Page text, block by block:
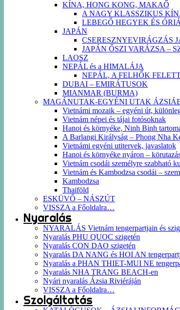
KÍNA, HONG KONG, MAKAŐ
A NAGY KLASSZIKUS
LEBEGŐ HEGYEK ÉS
JAPÁN
CSERESZNYEVIRÁGZÁS
JAPÁN ŐSZI VARÁZSA –
LAOSZ
NEPÁL és a HIMALÁJA
NEPÁL, A FELHŐK
DUBAI – EMIRÁTUSOK
MIANMAR (BURMA)
MAGÁNUTAK-EGYÉNI UTAK
Vietnámi mozaik – egyéni út,
Vietnám népei és tájai fotósoknak
Hanoi és környéke, Ninh Binh
A Barlangi Királyság – Phong Nha
Vietnámi egyéni utitervek, javaslatok
Hanoi és környéke nyáron –
Vietnám csodái személyre szabható
Vietnám és Kambodzsa csodái –
Kambodzsa
Thaiföld
ESKÜVŐ – NÁSZÚT
VISSZA a Főoldalra…
Nyaralás
NYARALÁS Vietnám tengerpartjain és
Nyaralás PHU QUOC szigetén
Nyaralás CON DAO szigetén
Nyaralás DA NANG és HOI AN
Nyaralás a PHAN THIET-MUI NE
Nyaralás NHA TRANG BEACH-en
Nyári nyaralás Ázsia Riviéráján
VISSZA a Főoldalra…
Szolgáltatás